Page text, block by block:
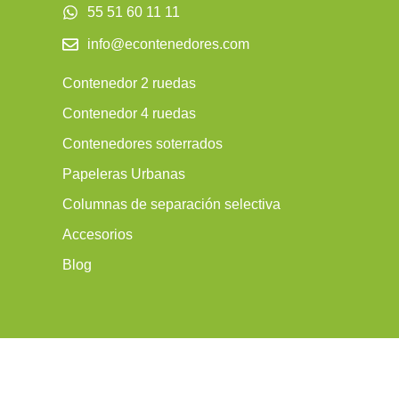
55 51 60 11 11
info@econtenedores.com
Contenedor 2 ruedas
Contenedor 4 ruedas
Contenedores soterrados
Papeleras Urbanas
Columnas de separación selectiva
Accesorios
Blog